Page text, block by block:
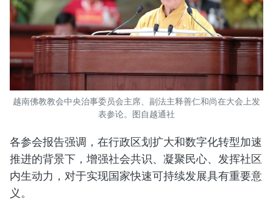
越南佛教教会中央治事委员会主席、副法主释善仁和尚在大会上发
表参论。图自越通社
各参会报告强调，在行政区划扩大和数字化转型加速
推进的背景下，增强社会共识、凝聚民心、发挥社区
内生动力，对于实现国家快速可持续发展具有重要意
义。